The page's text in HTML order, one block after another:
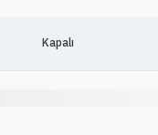
Kapalı